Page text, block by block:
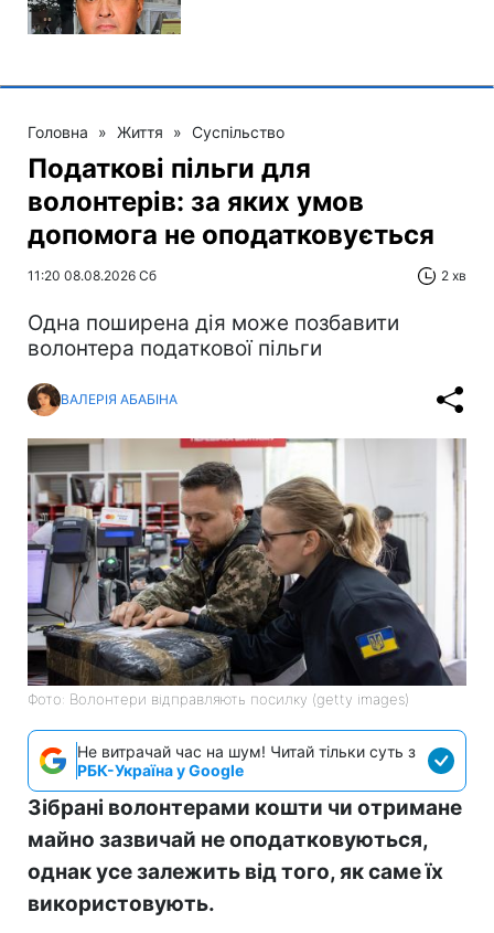
Головна » Життя » Суспільство
Податкові пільги для
волонтерів: за яких умов
допомога не оподатковується
11:20 08.08.2026 Сб 2 хв
Одна поширена дія може позбавити
волонтера податкової пільги
ВАЛЕРІЯ АБАБІНА
Фото: Волонтери відправляють посилку (getty images)
Не витрачай час на шум! Читай тільки суть з
РБК-Україна у Google
Зібрані волонтерами кошти чи отримане
майно зазвичай не оподатковуються,
однак усе залежить від того, як саме їх
використовують.